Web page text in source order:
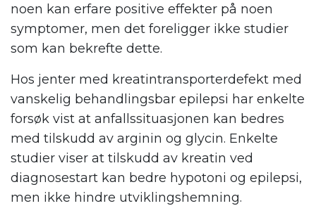
noen kan erfare positive effekter på noen
symptomer, men det foreligger ikke studier
som kan bekrefte dette.
Hos jenter med kreatintransporterdefekt med
vanskelig behandlingsbar epilepsi har enkelte
forsøk vist at anfallssituasjonen kan bedres
med tilskudd av arginin og glycin. Enkelte
studier viser at tilskudd av kreatin ved
diagnosestart kan bedre hypotoni og epilepsi,
men ikke hindre utviklingshemning.